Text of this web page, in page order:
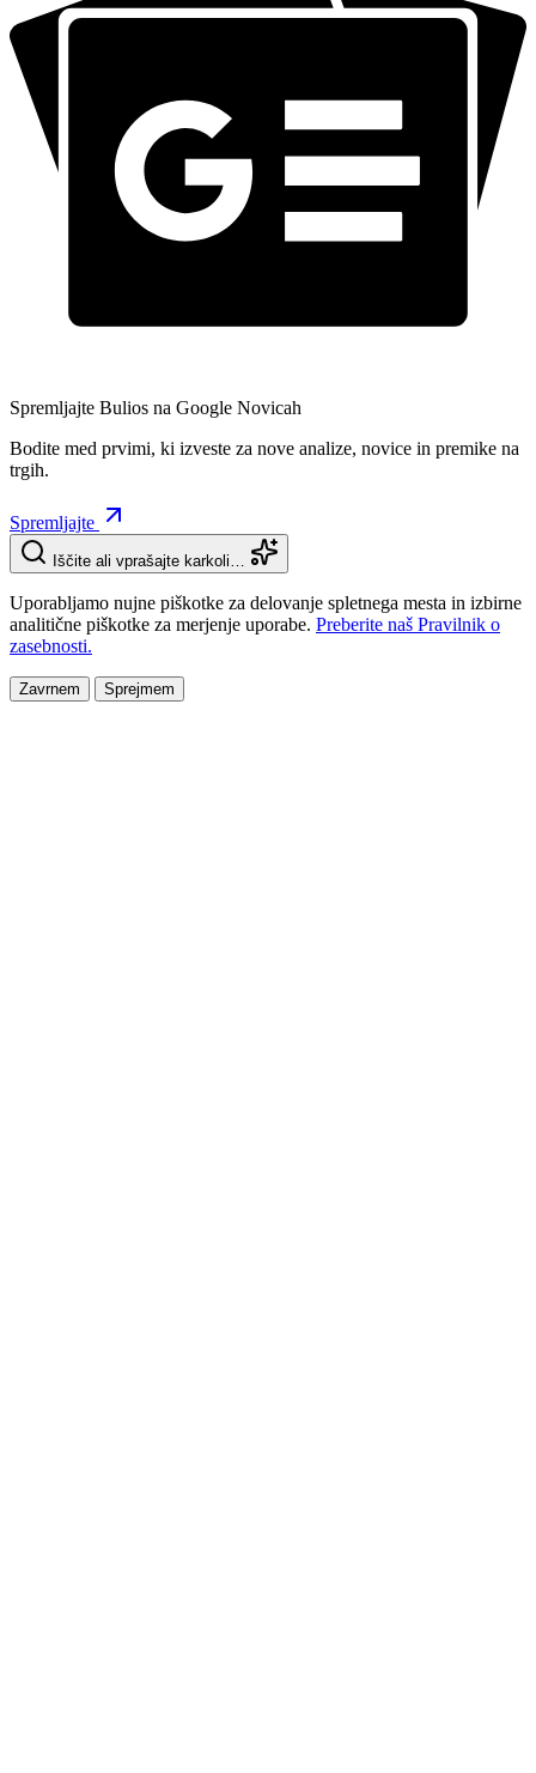
Spremljajte Bulios na Google Novicah
Bodite med prvimi, ki izveste za nove analize, novice in premike na
trgih.
Spremljajte
Iščite ali vprašajte karkoli…
Uporabljamo nujne piškotke za delovanje spletnega mesta in izbirne
analitične piškotke za merjenje uporabe. Preberite naš Pravilnik o
zasebnosti.
Zavrnem Sprejmem